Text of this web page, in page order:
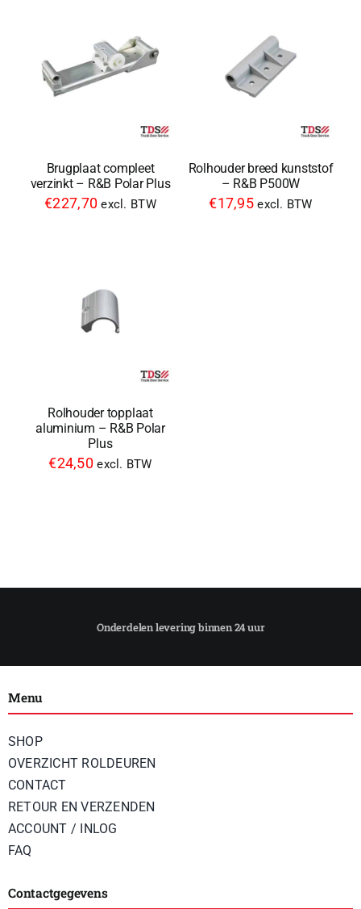
Brugplaat compleet
verzinkt – R&B Polar Plus
€227,70 excl. BTW
Rolhouder breed kunststof
– R&B P500W
€17,95 excl. BTW
Rolhouder topplaat
aluminium – R&B Polar
Plus
€24,50 excl. BTW
Menu
SHOP
OVERZICHT ROLDEUREN
CONTACT
RETOUR EN VERZENDEN
ACCOUNT / INLOG
FAQ
Contactgegevens